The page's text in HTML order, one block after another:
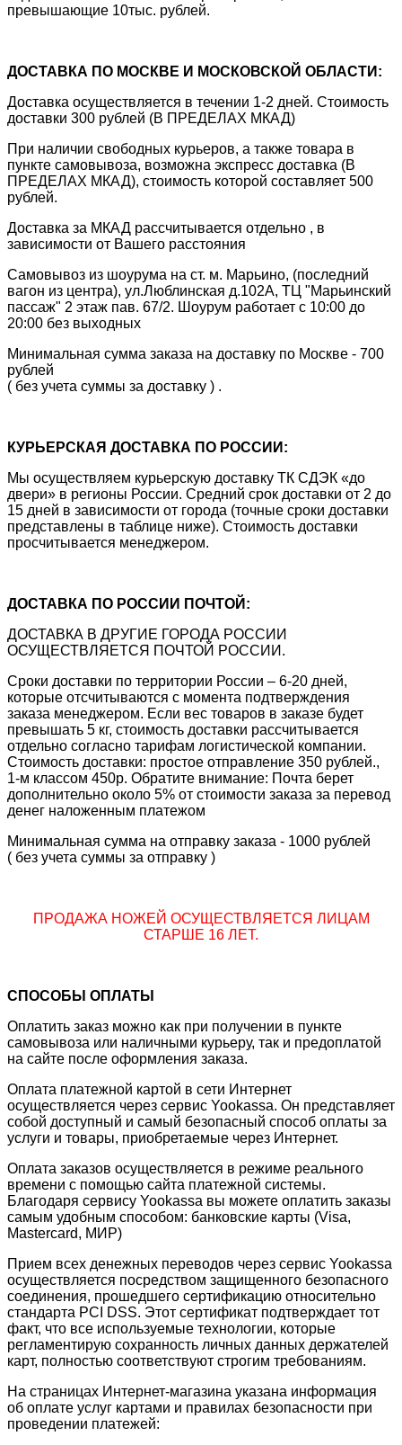
превышающие 10тыс. рублей.
ДОСТАВКА ПО МОСКВЕ И МОСКОВСКОЙ ОБЛАСТИ:
Доставка осуществляется в течении 1-2 дней. Стоимость
доставки 300 рублей (В ПРЕДЕЛАХ МКАД)
При наличии свободных курьеров, а также товара в
пункте самовывоза, возможна экспресс доставка (В
ПРЕДЕЛАХ МКАД), стоимость которой составляет 500
рублей.
Доставка за МКАД рассчитывается отдельно , в
зависимости от Вашего расстояния
Самовывоз из шоурума на ст. м. Марьино, (последний
вагон из центра), ул.Люблинская д.102А, ТЦ "Марьинский
пассаж" 2 этаж пав. 67/2. Шоурум работает с 10:00 до
20:00 без выходных
Минимальная сумма заказа на доставку по Москве - 700
рублей
( без учета суммы за доставку ) .
КУРЬЕРСКАЯ ДОСТАВКА ПО РОССИИ:
Мы осуществляем курьерскую доставку ТК СДЭК «до
двери» в регионы России. Средний срок доставки от 2 до
15 дней в зависимости от города (точные сроки доставки
представлены в таблице ниже). Стоимость доставки
просчитывается менеджером.
ДОСТАВКА ПО РОССИИ ПОЧТОЙ:
ДОСТАВКА В ДРУГИЕ ГОРОДА РОССИИ
ОСУЩЕСТВЛЯЕТСЯ ПОЧТОЙ РОССИИ.
Сроки доставки по территории России – 6-20 дней,
которые отсчитываются с момента подтверждения
заказа менеджером. Если вес товаров в заказе будет
превышать 5 кг, стоимость доставки рассчитывается
отдельно согласно тарифам логистической компании.
Стоимость доставки: простое отправление 350 рублей.,
1-м классом 450р. Обратите внимание: Почта берет
дополнительно около 5% от стоимости заказа за перевод
денег наложенным платежом
Минимальная сумма на отправку заказа - 1000 рублей
( без учета суммы за отправку )
ПРОДАЖА НОЖЕЙ ОСУЩЕСТВЛЯЕТСЯ ЛИЦАМ
СТАРШЕ 16 ЛЕТ.
СПОСОБЫ ОПЛАТЫ
Оплатить заказ можно как при получении в пункте
самовывоза или наличными курьеру, так и предоплатой
на сайте после оформления заказа.
Оплата платежной картой в сети Интернет
осуществляется через сервис Yookassa. Он представляет
собой доступный и самый безопасный способ оплаты за
услуги и товары, приобретаемые через Интернет.
Оплата заказов осуществляется в режиме реального
времени с помощью сайта платежной системы.
Благодаря сервису Yookassa вы можете оплатить заказы
самым удобным способом: банковские карты (Visa,
Mastercard, МИР)
Прием всех денежных переводов через сервис Yookassa
осуществляется посредством защищенного безопасного
соединения, прошедшего сертификацию относительно
стандарта PCI DSS. Этот сертификат подтверждает тот
факт, что все используемые технологии, которые
регламентирую сохранность личных данных держателей
карт, полностью соответствуют строгим требованиям.
На страницах Интернет-магазина указана информация
об оплате услуг картами и правилах безопасности при
проведении платежей: